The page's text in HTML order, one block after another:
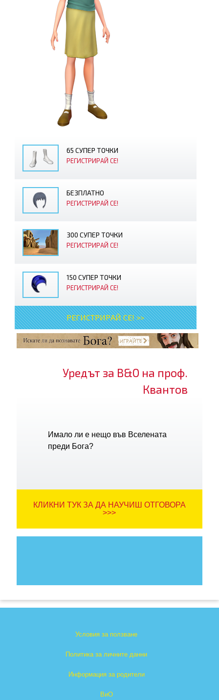
65 СУПЕР ТОЧКИ
РЕГИСТРИРАЙ СЕ!
БЕЗПЛАТНО
РЕГИСТРИРАЙ СЕ!
300 СУПЕР ТОЧКИ
РЕГИСТРИРАЙ СЕ!
150 СУПЕР ТОЧКИ
РЕГИСТРИРАЙ СЕ!
РЕГИСТРИРАЙ СЕ! >>
Уредът за В&О на проф.
Квантов
Имало ли е нещо във Вселената
преди Бога?
КЛИКНИ ТУК ЗА ДА НАУЧИШ ОТГОВОРА
>>>
Условия за ползване
Политика за личните данни
Информация за родители
ВиО